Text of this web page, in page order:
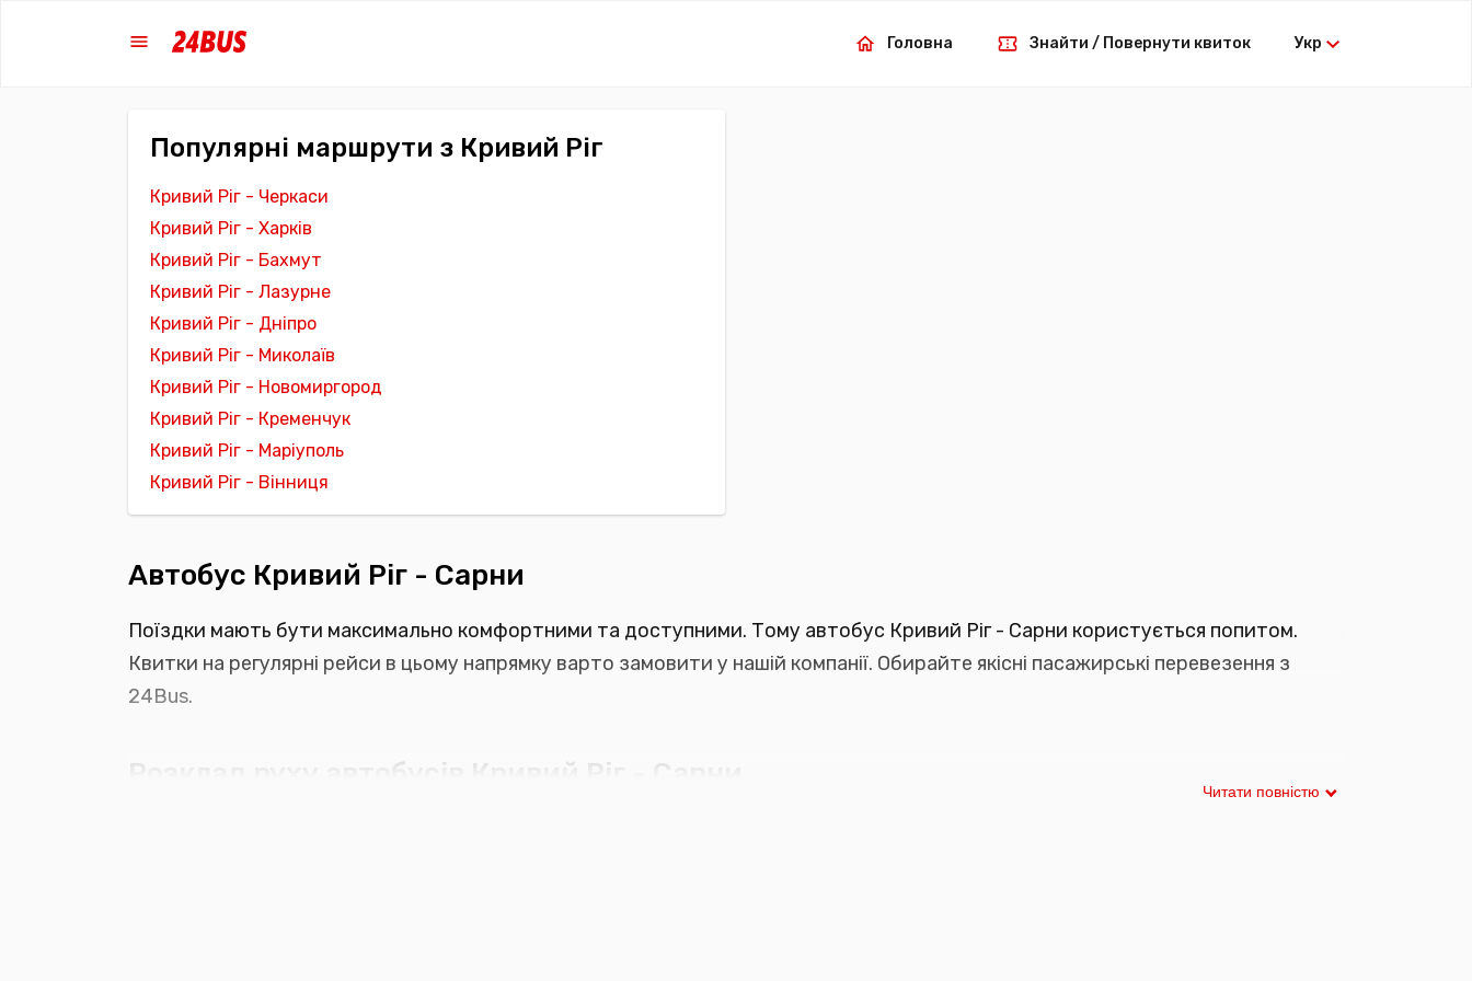
Головна Знайти / Повернути квиток Укр
Популярні маршрути з Кривий Ріг
Кривий Ріг - Черкаси
Кривий Ріг - Харків
Кривий Ріг - Бахмут
Кривий Ріг - Лазурне
Кривий Ріг - Дніпро
Кривий Ріг - Миколаїв
Кривий Ріг - Новомиргород
Кривий Ріг - Кременчук
Кривий Ріг - Маріуполь
Кривий Ріг - Вінниця
Автобус Кривий Ріг - Сарни
Поїздки мають бути максимально комфортними та доступними. Тому автобус Кривий Ріг - Сарни користується попитом.
Квитки на регулярні рейси в цьому напрямку варто замовити у нашій компанії. Обирайте якісні пасажирські перевезення з
24Bus.
Розклад руху автобусів Кривий Ріг - Сарни
Читати повністю